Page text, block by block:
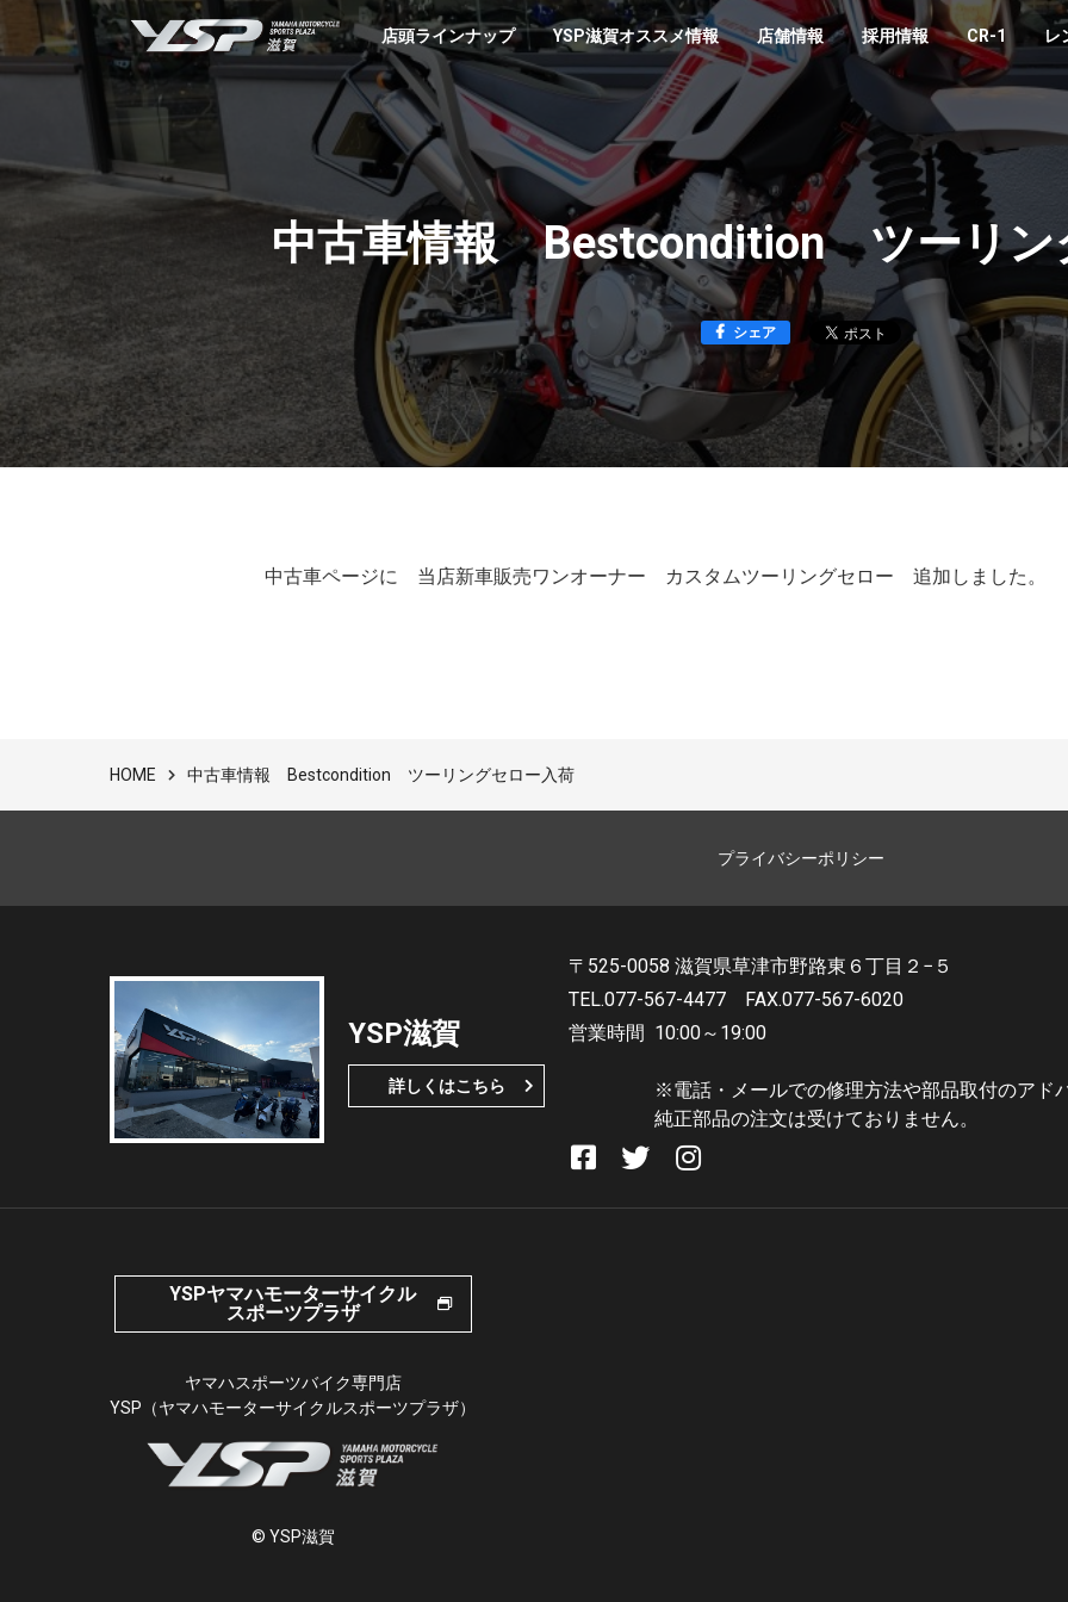
YSP滋賀店頭ラインナップ YSP滋賀オススメ情報 店舗情報 採用情報 CR-1 レ
中古車情報 Bestcondition ツーリン
シェア
中古車ページに 当店新車販売ワンオーナー カスタムツーリングセロー 追加しました。
HOME 中古車情報 Bestcondition ツーリングセロー入荷
プライバシーポリシー
YSP滋賀
詳しくはこちら
〒525-0058 滋賀県草津市野路東６丁目２−５
TEL.077-567-4477
FAX.077-567-6020
営業時間 10:00～19:00
※電話・メールでの修理方法や部品取付のアド
純正部品の注文は受けておりません。
YSPヤマハモーターサイクル
スポーツプラザ
ヤマハスポーツバイク専門店
YSP（ヤマハモーターサイクルスポーツプラザ）
© YSP滋賀